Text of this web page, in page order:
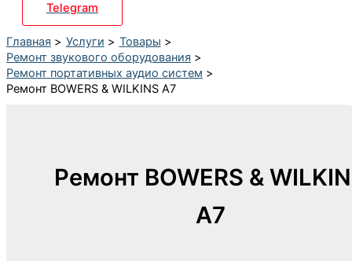
Telegram
Главная Услуги
Товары
Ремонт звукового оборудования
Ремонт портативных аудио систем
Ремонт BOWERS & WILKINS A7
Ремонт BOWERS &
A7